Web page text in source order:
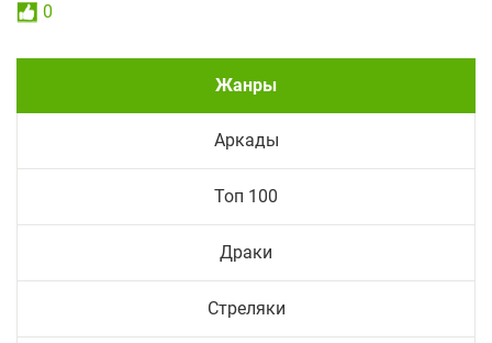
0
Жанры
Аркады
Топ 100
Драки
Стреляки